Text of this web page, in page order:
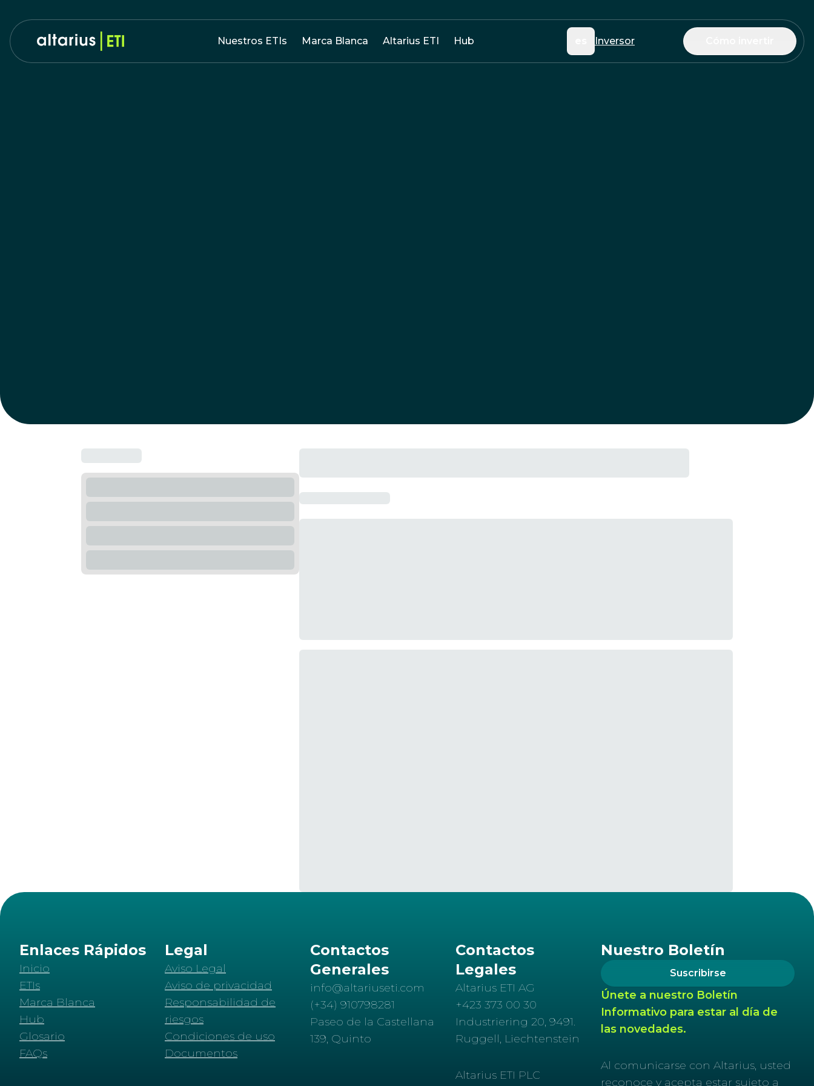
Nuestros ETIs Marca Blanca Altarius ETI Hub Inversor
Enlaces Rápidos
Inicio
ETIs
Marca Blanca
Hub
Glosario
FAQs
Legal
Aviso Legal
Aviso de privacidad
Responsabilidad de
riesgos
Condiciones de uso
Documentos
Contactos
Generales
info@altariuseti.com
(+34) 910798281
Paseo de la Castellana
139, Quinto
Contactos
Legales
Altarius ETI AG
+423 373 00 30
Industriering 20, 9491.
Ruggell, Liechtenstein
Altarius ETI PLC
Nuestro Boletín
Suscribirse
Únete a nuestro Boletín
Informativo para estar al día de
las novedades.
Al comunicarse con Altarius, usted
reconoce y acepta estar sujeto a